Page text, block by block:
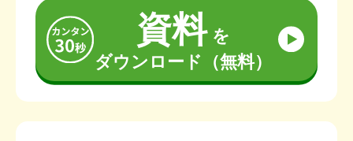
資料を
ダウンロード（無料）